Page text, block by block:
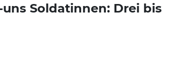
Soldatinnen: Drei bis